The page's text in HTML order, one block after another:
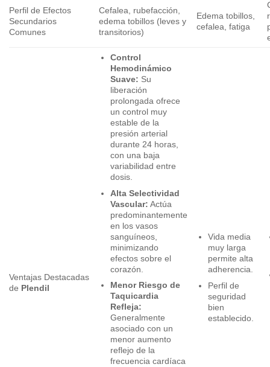
Perfil de Efectos
Secundarios
Comunes
Cefalea, rubefacción,
edema tobillos (leves y
transitorios)
Edema tobillos,
cefalea, fatiga
Ventajas Destacadas
de Plendil
Control
Hemodinámico
Suave: Su
liberación
prolongada ofrece
un control muy
estable de la
presión arterial
durante 24 horas,
con una baja
variabilidad entre
dosis.
Alta Selectividad
Vascular: Actúa
predominantemente
en los vasos
sanguíneos,
minimizando
efectos sobre el
corazón.
Menor Riesgo de
Taquicardia
Refleja:
Generalmente
asociado con un
menor aumento
reflejo de la
frecuencia cardíaca
Vida media
muy larga
permite alta
adherencia.
Perfil de
seguridad
bien
establecido.